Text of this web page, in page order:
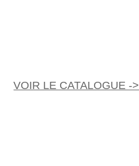
VOIR LE CATALOGUE ->